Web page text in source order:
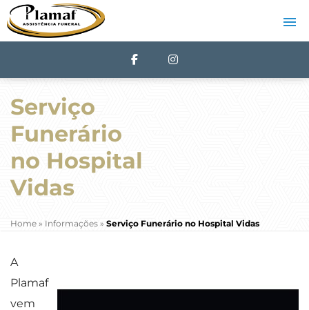
Serviço
Funerário
no Hospital
Vidas
Home » Informações » Serviço Funerário no Hospital Vidas
A
Plamaf
vem